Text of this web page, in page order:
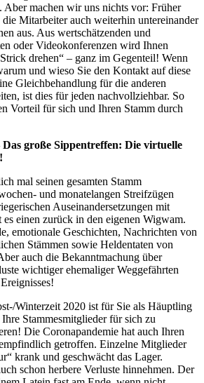
machen wir uns nichts vor: Früher
die Mitarbeiter auch weiterhin untereinander
aus. Aus wertschätzenden und
oder Videokonferenzen wird Ihnen
drehen“ – ganz im Gegenteil! Wenn
und wieso Sie den Kontakt auf diese
Gleichbehandlung für die anderen
ist dies für jeden nachvollziehbar. So
Vorteil für sich und Ihren Stamm durch
große Sippentreffen: Die virtuelle
mal seinen gesamten Stamm
und monatelangen Streifzügen
Auseinandersetzungen mit
es einen zurück in den eigenen Wigwam.
emotionale Geschichten, Nachrichten von
Stämmen sowie Heldentaten von
auch die Bekanntmachung über
wichtiger ehemaliger Weggefährten
Winterzeit 2020 ist für Sie als Häuptling
Stammesmitglieder für sich zu
Die Coronapandemie hat auch Ihren
getroffen. Einzelne Mitglieder
krank und geschwächt das Lager.
schon herbere Verluste hinnehmen. Der